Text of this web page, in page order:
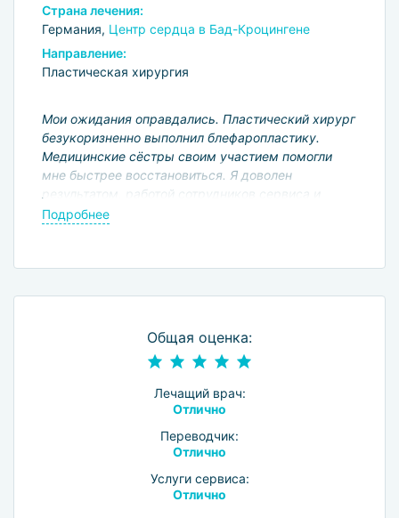
Страна лечения:
Германия, Центр сердца в Бад-Кроцингене
Направление:
Пластическая хирургия
Мои ожидания оправдались. Пластический хирург
безукоризненно выполнил блефаропластику.
Медицинские сёстры своим участием помогли
мне быстрее восстановиться. Я доволен
результатом, работой сотрудников сервиса и
врачей клиники. Буду рекомендовать её своим
Подробнее
Общая оценка:
Лечащий врач:
Отлично
Переводчик:
Отлично
Услуги сервиса:
Отлично